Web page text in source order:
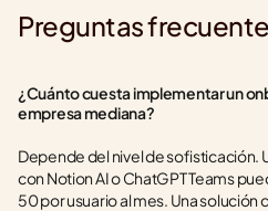
Preguntas
¿Cuánto cuesta implementar un
empresa mediana?
Depende del nivel de sofisticación.
con Notion AI o ChatGPT Teams
50 por usuario al mes. Una solución